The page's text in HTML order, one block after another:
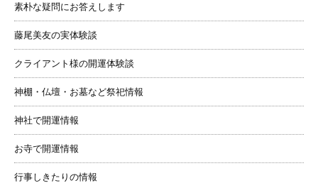
素朴な疑問にお答えします
藤尾美友の実体験談
クライアント様の開運体験談
神棚・仏壇・お墓など祭祀情報
神社で開運情報
お寺で開運情報
行事しきたりの情報